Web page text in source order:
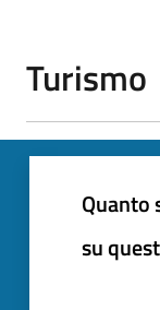
Turismo
Quanto
su